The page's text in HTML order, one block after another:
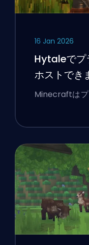
16 Jan 2026
Hytaleでプ
ホストでき
Minecraftはプ